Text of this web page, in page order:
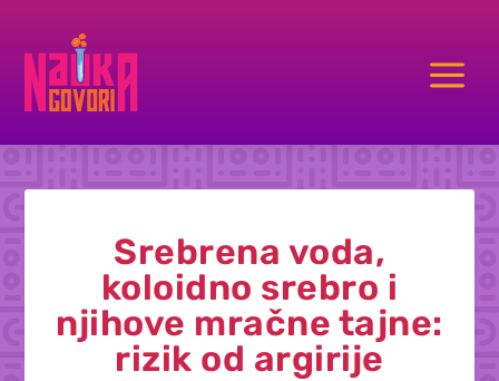
a
Srebrena voda,
koloidno srebro i
njihove mračne tajne:
rizik od argirije